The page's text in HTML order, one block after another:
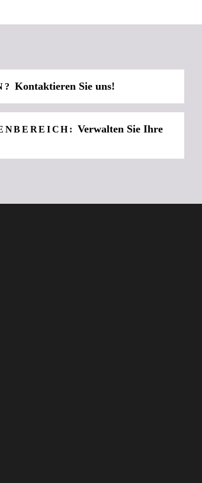
Kontaktieren Sie uns!
Verwalten Sie Ihre